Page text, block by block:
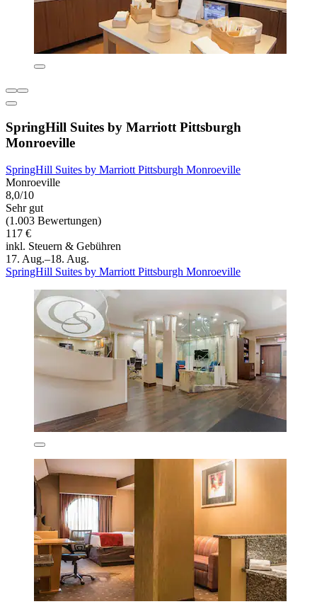
SpringHill Suites by Marriott Pittsburgh
Monroeville
SpringHill Suites by Marriott Pittsburgh Monroeville
Monroeville
8,0/10
Sehr gut
(1.003 Bewertungen)
117 €
inkl. Steuern & Gebühren
17. Aug.–18. Aug.
SpringHill Suites by Marriott Pittsburgh Monroeville